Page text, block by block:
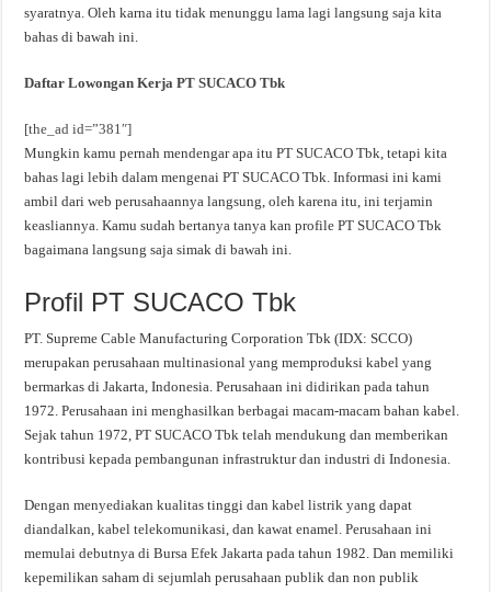
syaratnya. Oleh karna itu tidak menunggu lama lagi langsung saja kita
bahas di bawah ini.
Daftar Lowongan Kerja PT SUCACO Tbk
[the_ad id=”381″]
Mungkin kamu pernah mendengar apa itu PT SUCACO Tbk, tetapi kita
bahas lagi lebih dalam mengenai PT SUCACO Tbk. Informasi ini kami
ambil dari web perusahaannya langsung, oleh karena itu, ini terjamin
keasliannya. Kamu sudah bertanya tanya kan profile PT SUCACO Tbk
bagaimana langsung saja simak di bawah ini.
Profil PT SUCACO Tbk
PT. Supreme Cable Manufacturing Corporation Tbk (IDX: SCCO)
merupakan perusahaan multinasional yang memproduksi kabel yang
bermarkas di Jakarta, Indonesia. Perusahaan ini didirikan pada tahun
1972. Perusahaan ini menghasilkan berbagai macam-macam bahan kabel.
Sejak tahun 1972, PT SUCACO Tbk telah mendukung dan memberikan
kontribusi kepada pembangunan infrastruktur dan industri di Indonesia.
Dengan menyediakan kualitas tinggi dan kabel listrik yang dapat
diandalkan, kabel telekomunikasi, dan kawat enamel. Perusahaan ini
memulai debutnya di Bursa Efek Jakarta pada tahun 1982. Dan memiliki
kepemilikan saham di sejumlah perusahaan publik dan non publik